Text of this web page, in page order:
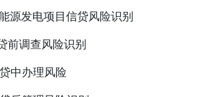
源发电项目信贷风险识别
前调查风险识别
中办理风险